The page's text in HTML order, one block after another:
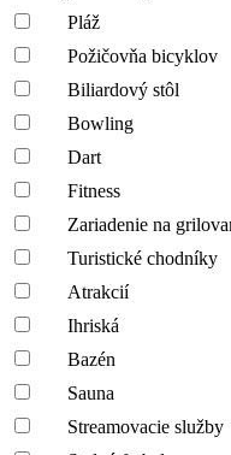
Pláž
Požičovňa bicyklov
Biliardový stôl
Bowling
Dart
Fitness
Zariadenie na
Turistické chodníky
Atrakcií
Ihriská
Bazén
Sauna
Streamovacie služby